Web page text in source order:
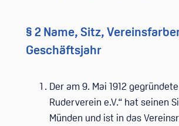
§ 2 Name, Sitz,
Geschäftsjahr
Der am 9. Mai 1912
Ruderverein e.V.“ hat seinen
Münden und ist in das